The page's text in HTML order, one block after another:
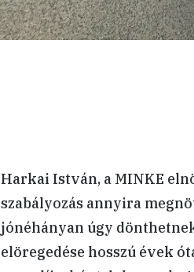
Harkai István, a MINKE
szabályozás annyira
jónéhányan úgy
elöregedése hosszú évek